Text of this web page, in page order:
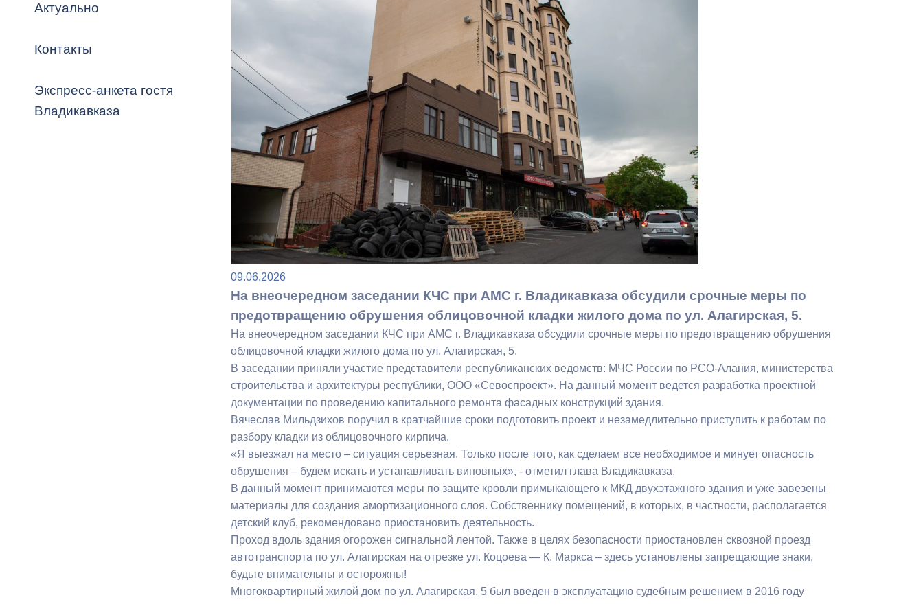
Распоряжения, постановления Кадровая политика
Контактная информация
Оценка деятельности органов
местного самоуправления
Списки граждан, состоящих на
учете в качестве нуждающихся в
улучшении жилищных условий по
г. Владикавказ
Пространственные сведения
Открытые данные
Общественное обсуждение
документов стратегического
планирования
Гражданская оборона в
чрезвычайных ситуациях
Незаконное строительство
Информация о результатах
проверок
Порядок обжалования решений и
самоуправления
Информация финансового
Бесплатная юридическая помощь
Муниципальный контроль Выборы 2026
Актуально
Контакты
Экспресс-анкета гостя
Владикавказа
09.06.2026
На внеочередном заседании КЧС при АМС г. Владикавказа обсудили срочные меры по
предотвращению обрушения облицовочной кладки жилого дома по ул. Алагирская, 5.
На внеочередном заседании КЧС при АМС г. Владикавказа обсудили срочные меры по предотвращению обрушения
облицовочной кладки жилого дома по ул. Алагирская, 5.
В заседании приняли участие представители республиканских ведомств: МЧС России по РСО-Алания, министерства
строительства и архитектуры республики, ООО «Севоспроект». На данный момент ведется разработка проектной
документации по проведению капитального ремонта фасадных конструкций здания.
Вячеслав Мильдзихов поручил в кратчайшие сроки подготовить проект и незамедлительно приступить к работам по
разбору кладки из облицовочного кирпича.
«Я выезжал на место – ситуация серьезная. Только после того, как сделаем все необходимое и минует опасность
обрушения – будем искать и устанавливать виновных», - отметил глава Владикавказа.
В данный момент принимаются меры по защите кровли примыкающего к МКД двухэтажного здания и уже завезены
материалы для создания амортизационного слоя. Собственнику помещений, в которых, в частности, располагается
детский клуб, рекомендовано приостановить деятельность.
Проход вдоль здания огорожен сигнальной лентой. Также в целях безопасности приостановлен сквозной проезд
автотранспорта по ул. Алагирская на отрезке ул. Коцоева — К. Маркса – здесь установлены запрещающие знаки,
будьте внимательны и осторожны!
Многоквартирный жилой дом по ул. Алагирская, 5 был введен в эксплуатацию судебным решением в 2016 году